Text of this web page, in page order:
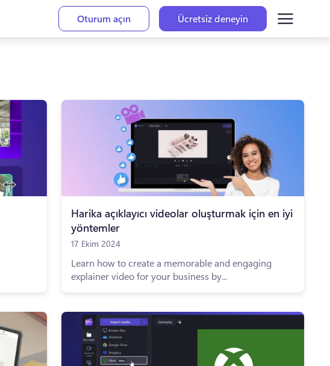
Oturum açın
Ücretsiz deneyin
Harika açıklayıcı videolar oluşturmak için en iyi
yöntemler
17 Ekim 2024
Learn how to create a memorable and engaging
explainer video for your business by...